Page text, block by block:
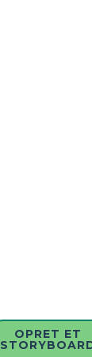
OPRET ET